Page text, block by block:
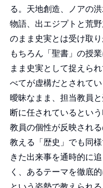
る。天地創造、ノアの
物語、出エジプトと荒
のまま史実とは受け取
もちろん「聖書」の授
まま史実として捉えら
べてが虚構だとされて
曖昧なまま、担当教員
断に任されているとい
教員の個性が反映され
教える「歴史」でも同
きた出来事を通時的に
く、あるテーマを徹底